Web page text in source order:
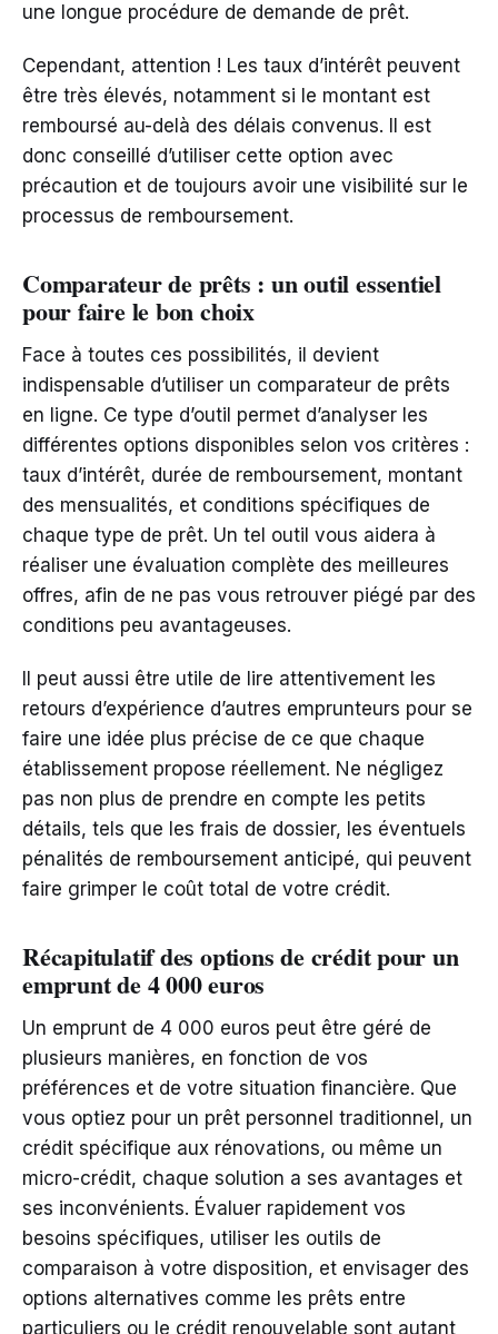
une longue procédure de demande de prêt.
Cependant, attention ! Les taux d’intérêt peuvent
être très élevés, notamment si le montant est
remboursé au-delà des délais convenus. Il est
donc conseillé d’utiliser cette option avec
précaution et de toujours avoir une visibilité sur le
processus de remboursement.
Comparateur de prêts : un outil essentiel
pour faire le bon choix
Face à toutes ces possibilités, il devient
indispensable d’utiliser un comparateur de prêts
en ligne. Ce type d’outil permet d’analyser les
différentes options disponibles selon vos critères :
taux d’intérêt, durée de remboursement, montant
des mensualités, et conditions spécifiques de
chaque type de prêt. Un tel outil vous aidera à
réaliser une évaluation complète des meilleures
offres, afin de ne pas vous retrouver piégé par des
conditions peu avantageuses.
Il peut aussi être utile de lire attentivement les
retours d’expérience d’autres emprunteurs pour se
faire une idée plus précise de ce que chaque
établissement propose réellement. Ne négligez
pas non plus de prendre en compte les petits
détails, tels que les frais de dossier, les éventuels
pénalités de remboursement anticipé, qui peuvent
faire grimper le coût total de votre crédit.
Récapitulatif des options de crédit pour un
emprunt de 4 000 euros
Un emprunt de 4 000 euros peut être géré de
plusieurs manières, en fonction de vos
préférences et de votre situation financière. Que
vous optiez pour un prêt personnel traditionnel, un
crédit spécifique aux rénovations, ou même un
micro-crédit, chaque solution a ses avantages et
ses inconvénients. Évaluer rapidement vos
besoins spécifiques, utiliser les outils de
comparaison à votre disposition, et envisager des
options alternatives comme les prêts entre
particuliers ou le crédit renouvelable sont autant